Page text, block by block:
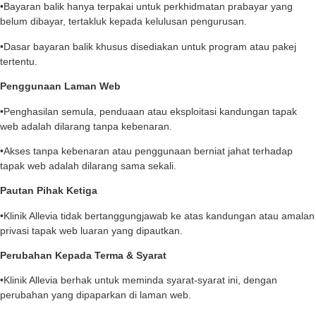
•Bayaran balik hanya terpakai untuk perkhidmatan prabayar yang
belum dibayar, tertakluk kepada kelulusan pengurusan.
•Dasar bayaran balik khusus disediakan untuk program atau pakej
tertentu.
Penggunaan Laman Web
•Penghasilan semula, penduaan atau eksploitasi kandungan tapak
web adalah dilarang tanpa kebenaran.
•Akses tanpa kebenaran atau penggunaan berniat jahat terhadap
tapak web adalah dilarang sama sekali.
Pautan Pihak Ketiga
•Klinik Allevia tidak bertanggungjawab ke atas kandungan atau amalan
privasi tapak web luaran yang dipautkan.
Perubahan Kepada Terma & Syarat
•Klinik Allevia berhak untuk meminda syarat-syarat ini, dengan
perubahan yang dipaparkan di laman web.